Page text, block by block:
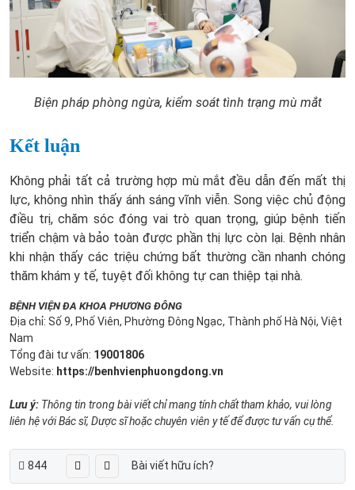
Biện pháp phòng ngừa, kiểm soát tình trạng mù mắt
Kết luận
Không phải tất cả trường hợp mù mắt đều dẫn đến mất thị
lực, không nhìn thấy ánh sáng vĩnh viễn. Song việc chủ động
điều trị, chăm sóc đóng vai trò quan trọng, giúp bệnh tiến
triển chậm và bảo toàn được phần thị lực còn lại. Bệnh nhân
khi nhận thấy các triệu chứng bất thường cần nhanh chóng
thăm khám y tế, tuyệt đối không tự can thiệp tại nhà.
BỆNH VIỆN ĐA KHOA PHƯƠNG ĐÔNG
Địa chỉ: Số 9, Phố Viên, Phường Đông Ngạc, Thành phố Hà Nội, Việt
Nam
Tổng đài tư vấn: 19001806
Website: https://benhvienphuongdong.vn
Lưu ý: Thông tin trong bài viết chỉ mang tính chất tham khảo, vui lòng
liên hệ với Bác sĩ, Dược sĩ hoặc chuyên viên y tế để được tư vấn cụ thể.
844 Bài viết hữu ích?